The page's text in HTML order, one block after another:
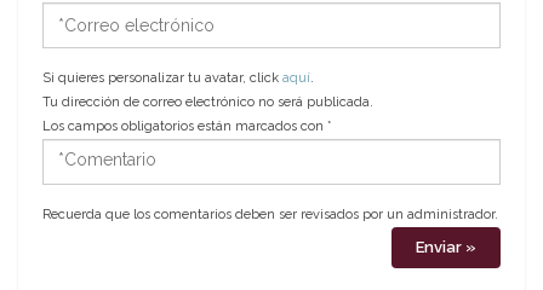
*Correo
electrónico
Si quieres personalizar tu avatar, click aquí.
Tu dirección de correo electrónico no será publicada.
Los campos obligatorios están marcados con *
*Comentario
Recuerda que los comentarios deben ser revisados por un administrador.